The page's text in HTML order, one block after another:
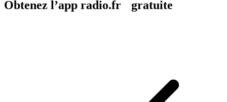
Obtenez l’app radio.fr gratuite